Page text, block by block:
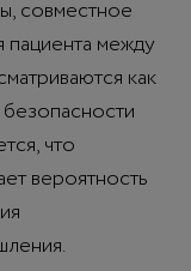
совместное
пациента между
как
что
вероятность